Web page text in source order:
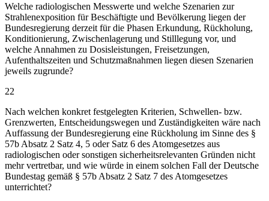
Welche radiologischen Messwerte und welche Szenarien zur
Strahlenexposition für Beschäftigte und Bevölkerung liegen der
Bundesregierung derzeit für die Phasen Erkundung, Rückholung,
Konditionierung, Zwischenlagerung und Stilllegung vor, und
welche Annahmen zu Dosisleistungen, Freisetzungen,
Aufenthaltszeiten und Schutzmaßnahmen liegen diesen Szenarien
jeweils zugrunde?
22
Nach welchen konkret festgelegten Kriterien, Schwellen- bzw.
Grenzwerten, Entscheidungswegen und Zuständigkeiten wäre nach
Auffassung der Bundesregierung eine Rückholung im Sinne des §
57b Absatz 2 Satz 4, 5 oder Satz 6 des Atomgesetzes aus
radiologischen oder sonstigen sicherheitsrelevanten Gründen nicht
mehr vertretbar, und wie würde in einem solchen Fall der Deutsche
Bundestag gemäß § 57b Absatz 2 Satz 7 des Atomgesetzes
unterrichtet?